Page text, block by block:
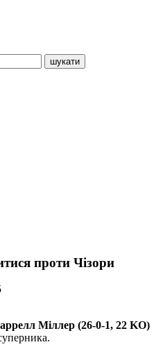
проти Чізори
Міллер (26-0-1, 22 KO)